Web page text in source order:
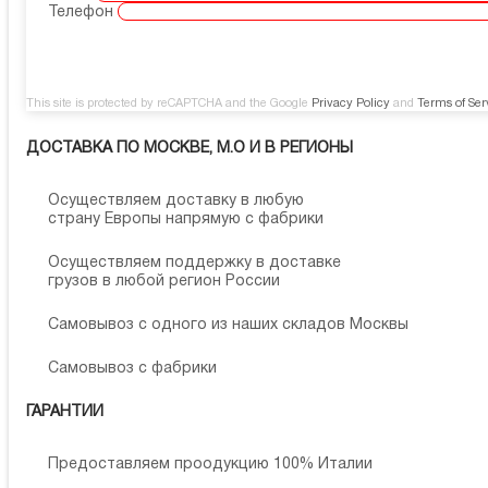
Телефон
This site is protected by reCAPTCHA and the Google Privacy Policy and Terms of
ДОСТАВКА ПО МОСКВЕ, М.О И В РЕГИОНЫ
Осуществляем доставку в любую
страну Европы напрямую с фабрики
Осуществляем поддержку в доставке
грузов в любой регион России
Самовывоз с одного из наших складов Москвы
Самовывоз с фабрики
ГАРАНТИИ
Предоставляем проодукцию 100% Италии